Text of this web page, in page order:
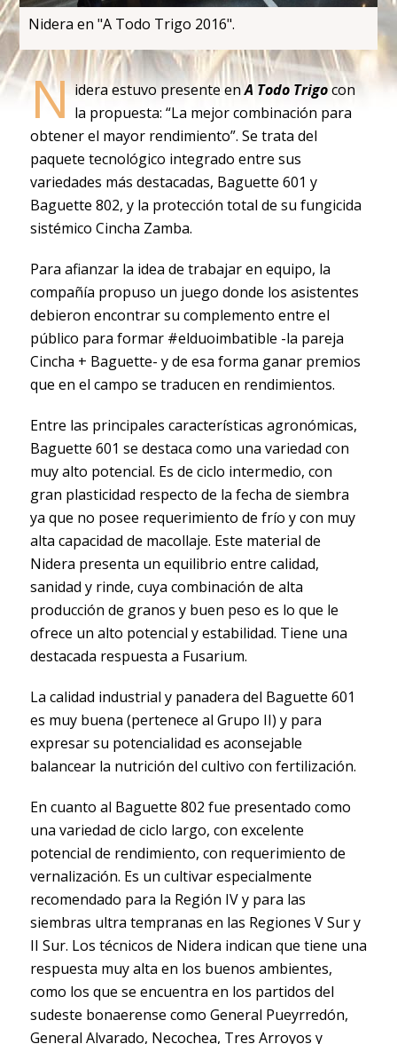
Nidera en "A Todo Trigo 2016".
N idera estuvo presente enA Todo Trigocon
la propuesta: “La mejor combinación para
obtener el mayor rendimiento”. Se trata del
paquete tecnológico integrado entre sus
variedades más destacadas, Baguette 601 y
Baguette 802, y la protección total de su fungicida
sistémico Cincha Zamba.
Para afianzar la idea de trabajar en equipo, la
compañía propuso un juego donde los asistentes
debieron encontrar su complemento entre el
público para formar #elduoimbatible -la pareja
Cincha + Baguette- y de esa forma ganar premios
que en el campo se traducen en rendimientos.
Entre las principales características agronómicas,
Baguette 601 se destaca como una variedad con
muy alto potencial. Es de ciclo intermedio, con
gran plasticidad respecto de la fecha de siembra
ya que no posee requerimiento de frío y con muy
alta capacidad de macollaje. Este material de
Nidera presenta un equilibrio entre calidad,
sanidad y rinde, cuya combinación de alta
producción de granos y buen peso es lo que le
ofrece un alto potencial y estabilidad. Tiene una
destacada respuesta a Fusarium.
La calidad industrial y panadera del Baguette 601
es muy buena (pertenece al Grupo II) y para
expresar su potencialidad es aconsejable
balancear la nutrición del cultivo con fertilización.
En cuanto al Baguette 802 fue presentado como
una variedad de ciclo largo, con excelente
potencial de rendimiento, con requerimiento de
vernalización. Es un cultivar especialmente
recomendado para la Región IV y para las
siembras ultra tempranas en las Regiones V Sur y
II Sur. Los técnicos de Nidera indican que tiene una
respuesta muy alta en los buenos ambientes,
como los que se encuentra en los partidos del
sudeste bonaerense como General Pueyrredón,
General Alvarado, Necochea, Tres Arroyos y